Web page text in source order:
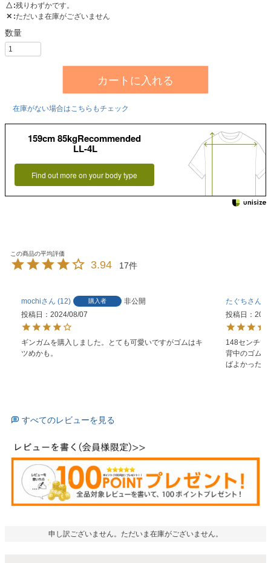
△ 残りわずかです。
✕ ただいま在庫がございません
カートに入れる
在庫がない場合はこちらもチェック
159cm 85kgRecommended
LL-4L
Find out more on your body type
3.94 17
mochi 12 購入者
非公開
投稿日
2024/08/07
ギンガムを購入しました。とても可愛いですがゴムはキ
ツめかも。
たぐち
投稿日
148センチで
背中のゴム
ばよかったで
すべてのレビューを見る
申し訳ございません。ただいま在庫がございません。